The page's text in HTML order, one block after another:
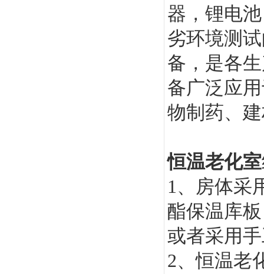
器，锂电
劣环境测
备，是各
备广泛应
物制药、
恒温老化室
1 、房体采
酯保温库
或者采用
2、恒温老